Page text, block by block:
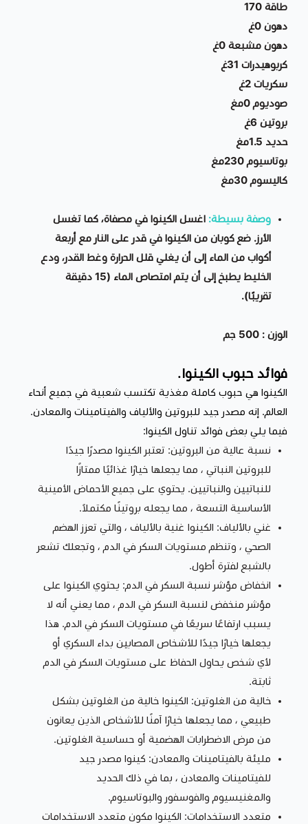
طاقة 170
دهون 0غ
دهون مشبعة 0غ
كربوهيدرات 31غ
سكريات 2غ
صوديوم 0مغ
بروتين 6غ
حديد 1.5مغ
بوتاسيوم 230مغ
كاليسوم 30مغ
وصفة بسيطة: اغسل الكينوا في مصفاة، كما تغسل
الأرز. ضع كوبان من الكينوا في قدر على النار مع أربعة
أكواب من الماء إلى أن يغلي قلل الحرارة وغط القدر، ودع
الخليط يطبخ إلى أن يتم امتصاص الماء (15 دقيقة
تقريبًا).
الوزن : 500 جم
فوائد حبوب الكينوا.
الكينوا هي حبوب كاملة مغذية تكتسب شعبية في جميع أنحاء
العالم. إنه مصدر جيد للبروتين والألياف والفيتامينات والمعادن.
فيما يلي بعض فوائد تناول الكينوا:
نسبة عالية من البروتين: تعتبر الكينوا مصدرًا جيدًا
للبروتين النباتي ، مما يجعلها خيارًا غذائيًا ممتازًا
للنباتيين والنباتيين. يحتوي على جميع الأحماض الأمينية
الأساسية التسعة ، مما يجعله بروتينًا مكتملاً.
غني بالألياف: الكينوا غنية بالألياف ، والتي تعزز الهضم
الصحي ، وتنظم مستويات السكر في الدم ، وتجعلك تشعر
بالشبع لفترة أطول.
انخفاض مؤشر نسبة السكر في الدم: يحتوي الكينوا على
مؤشر منخفض لنسبة السكر في الدم ، مما يعني أنه لا
يسبب ارتفاعًا سريعًا في مستويات السكر في الدم. هذا
يجعلها خيارًا جيدًا للأشخاص المصابين بداء السكري أو
لأي شخص يحاول الحفاظ على مستويات السكر في الدم
ثابتة.
خالية من الغلوتين: الكينوا خالية من الغلوتين بشكل
طبيعي ، مما يجعلها خيارًا آمنًا للأشخاص الذين يعانون
من مرض الاضطرابات الهضمية أو حساسية الغلوتين.
مليئة بالفيتامينات والمعادن: كينوا مصدر جيد
للفيتامينات والمعادن ، بما في ذلك الحديد
والمغنيسيوم والفوسفور والبوتاسيوم.
متعدد الاستخدامات: الكينوا مكون متعدد الاستخدامات